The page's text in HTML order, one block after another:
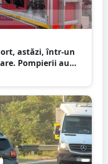
astăzi, într-un
Pompierii au